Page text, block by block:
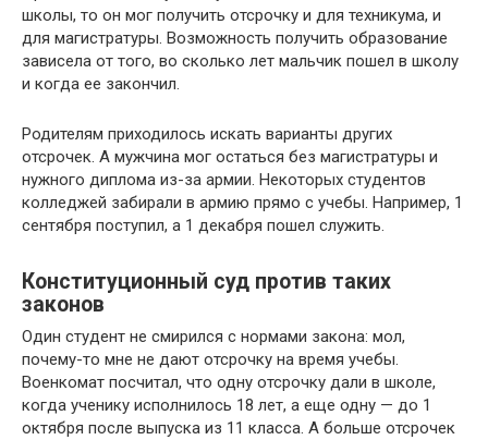
школы, то он мог получить отсрочку и для техникума, и
для магистратуры. Возможность получить образование
зависела от того, во сколько лет мальчик пошел в школу
и когда ее закончил.
Родителям приходилось искать варианты других
отсрочек. А мужчина мог остаться без магистратуры и
нужного диплома из-за армии. Некоторых студентов
колледжей забирали в армию прямо с учебы. Например, 1
сентября поступил, а 1 декабря пошел служить.
Конституционный суд против таких
законов
Один студент не смирился с нормами закона: мол,
почему-то мне не дают отсрочку на время учебы.
Военкомат посчитал, что одну отсрочку дали в школе,
когда ученику исполнилось 18 лет, а еще одну — до 1
октября после выпуска из 11 класса. А больше отсрочек